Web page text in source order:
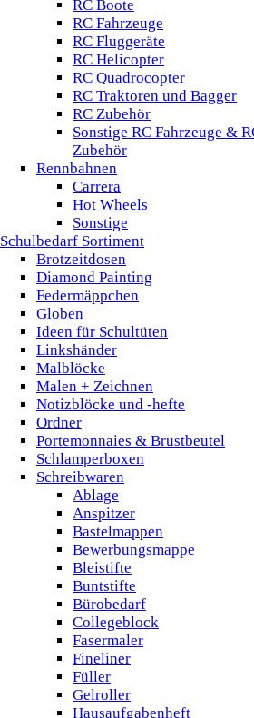
RC Boote
RC Fahrzeuge
RC Fluggeräte
RC Helicopter
RC Quadrocopter
RC Traktoren und Bagger
RC Zubehör
Sonstige RC Fahrzeuge &
Zubehör
Rennbahnen
Carrera
Hot Wheels
Sonstige
Schulbedarf Sortiment
Brotzeitdosen
Diamond Painting
Federmäppchen
Globen
Ideen für Schultüten
Linkshänder
Malblöcke
Malen + Zeichnen
Notizblöcke und -hefte
Ordner
Portemonnaies & Brustbeutel
Schlamperboxen
Schreibwaren
Ablage
Anspitzer
Bastelmappen
Bewerbungsmappe
Bleistifte
Buntstifte
Bürobedarf
Collegeblock
Fasermaler
Fineliner
Füller
Gelroller
Hausaufgabenheft